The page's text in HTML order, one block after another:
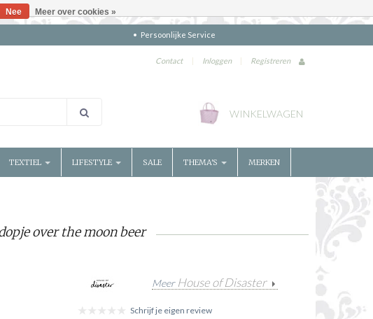
Persoonlijke Service
Contact | Inloggen | Registreren
WINKELWAGEN
TEXTIEL LIFESTYLE SALE THEMA'S MERKEN
over the moon beer
Meer House of Disaster
Schrijf je eigen review
Nee Meer over cookies »